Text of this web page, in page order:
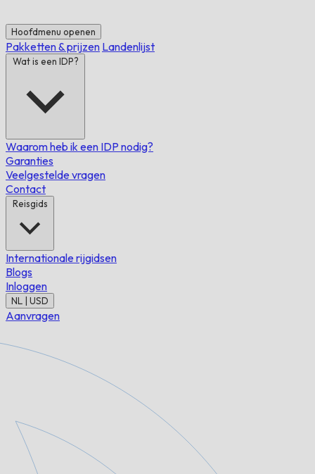
Hoofdmenu openen
Pakketten & prijzen Landenlijst
Wat is een IDP?
Waarom heb ik een IDP nodig?
Garanties
Veelgestelde vragen
Contact
Reisgids
Internationale rijgidsen
Blogs
Inloggen
NL | USD
Aanvragen